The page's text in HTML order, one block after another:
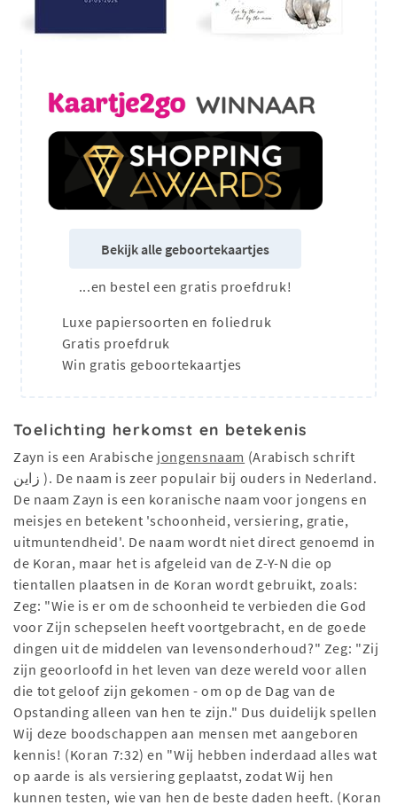
Bekijk alle geboortekaartjes
...en bestel een gratis proefdruk!
Luxe papiersoorten en foliedruk
Gratis proefdruk
Win gratis geboortekaartjes
Toelichting herkomst en betekenis
Zayn is een Arabische jongensnaam (Arabisch schrift
زاين ). De naam is zeer populair bij ouders in Nederland.
De naam Zayn is een koranische naam voor jongens en
meisjes en betekent 'schoonheid, versiering, gratie,
uitmuntendheid'. De naam wordt niet direct genoemd in
de Koran, maar het is afgeleid van de Z-Y-N die op
tientallen plaatsen in de Koran wordt gebruikt, zoals:
Zeg: "Wie is er om de schoonheid te verbieden die God
voor Zijn schepselen heeft voortgebracht, en de goede
dingen uit de middelen van levensonderhoud?" Zeg: "Zij
zijn geoorloofd in het leven van deze wereld voor allen
die tot geloof zijn gekomen - om op de Dag van de
Opstanding alleen van hen te zijn." Dus duidelijk spellen
Wij deze boodschappen aan mensen met aangeboren
kennis! (Koran 7:32) en "Wij hebben inderdaad alles wat
op aarde is als versiering geplaatst, zodat Wij hen
kunnen testen, wie van hen de beste daden heeft. (Koran